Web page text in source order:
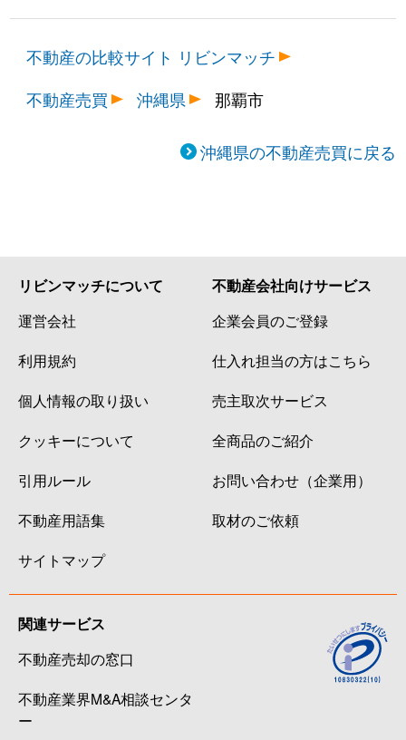
不動産の比較サイト リビンマッチ
不動産売買
沖縄県 那覇市
沖縄県の不動産売買に戻る
リビンマッチについて
運営会社
利用規約
個人情報の取り扱い
クッキーについて
引用ルール
不動産用語集
サイトマップ
不動産会社向けサービス
企業会員のご登録
仕入れ担当の方はこちら
売主取次サービス
全商品のご紹介
お問い合わせ（企業用）
取材のご依頼
関連サービス
不動産売却の窓口
不動産業界M&A相談センタ
ー